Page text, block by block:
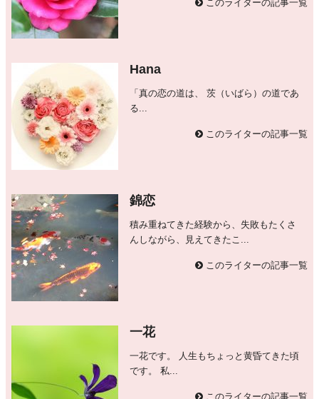
このライターの記事一覧
Hana
「真の恋の道は、 茨（いばら）の道であ
る...
このライターの記事一覧
錦恋
積み重ねてきた経験から、失敗もたくさ
んしながら、見えてきたこ...
このライターの記事一覧
一花
一花です。 人生もちょっと黄昏てきた頃
です。 私...
このライターの記事一覧